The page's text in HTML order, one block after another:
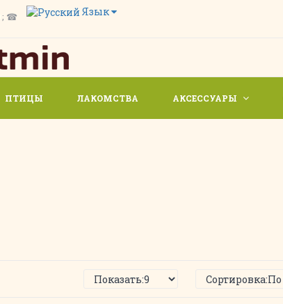
; ☎
Язык
ПТИЦЫ ЛАКОМСТВА АКСЕССУАРЫ